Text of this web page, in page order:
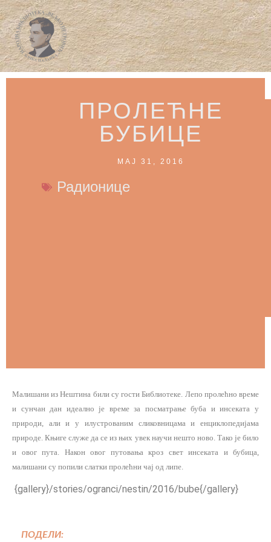
ПРОЛЕЋНЕ
БУБИЦЕ
МАЈ 31, 2016
Радионице
Малишани из Нештина били су гости Библиотеке. Лепо пролећно време
и сунчан дан идеално је време за посматрање буба и инсеката у
природи, али и у илустрованим сликовницама и енциклопедијама
природе. Књиге служе да се из њих увек научи нешто ново. Тако је било
и овог пута. Након овог путовања кроз свет инсеката и бубица,
малишани су попили слатки пролећни чај од липе.
{gallery}/stories/ogranci/nestin/2016/bube{/gallery}
ПОДЕЛИ: